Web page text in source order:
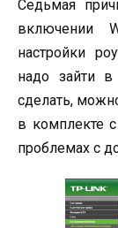
Седьмая
включении
настройки
надо зайти в
сделать,
в комплекте
проблемах с